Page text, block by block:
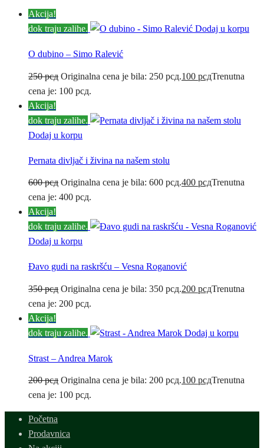
Akcija!
dok traju zalihe.
Dodaj u korpu
O dubino – Simo Ralević
250рсд Originalna cena je bila: 250 рсд.100 рсдTrenutna
cena je: 100 рсд.
Akcija!
dok traju zalihe.
Dodaj u korpu
Pernata divljač i živina na našem stolu
600рсд Originalna cena je bila: 600 рсд.400 рсдTrenutna
cena je: 400 рсд.
Akcija!
dok traju zalihe.
Dodaj u korpu
Đavo gudi na raskršću – Vesna Roganović
350рсд Originalna cena je bila: 350 рсд.200 рсдTrenutna
cena je: 200 рсд.
Akcija!
dok traju zalihe.
Dodaj u korpu
Strast – Andrea Marok
200рсд Originalna cena je bila: 200 рсд.100 рсдTrenutna
cena je: 100 рсд.
Početna
Prodavnica